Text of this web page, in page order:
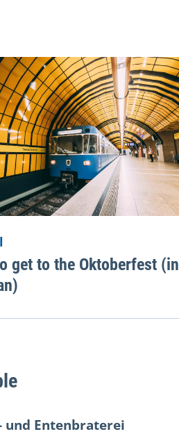
get to the Oktoberfest (in
und Entenbraterei